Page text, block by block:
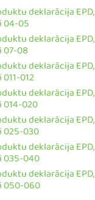
deklarācija EPD,
05
deklarācija EPD,
08
deklarācija EPD,
012
deklarācija EPD,
020
deklarācija EPD,
030
deklarācija EPD,
040
deklarācija EPD,
060